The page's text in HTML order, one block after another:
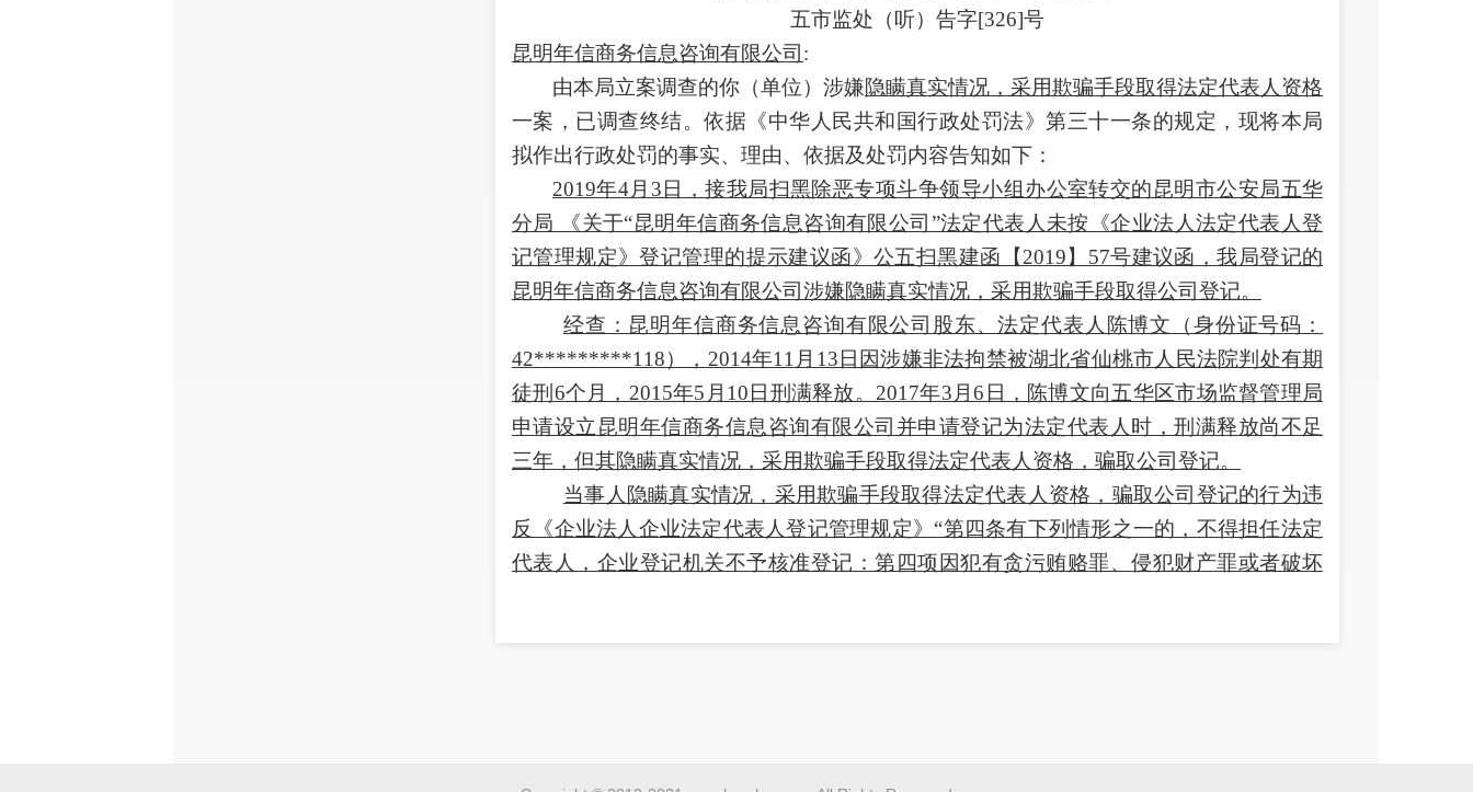
五市监处（听）告字[326]号
昆明年信商务信息咨询有限公司 :
由本局立案调查的你（单位）涉嫌隐瞒真实情况，采用欺骗手段取得法定代表人资格
一案，已调查终结。依据《中华人民共和 国行政处罚法》第三十一条的规定，现将本局
拟作出行政处罚的事实、理由、依据及处罚内容告知如下：
2019年4月3日，接我局扫黑除恶专项斗争领导小组办公室转交的昆明市公安局五华
分局 《关于“昆明年信商务信息咨询有限公司”法定代表人未按《企业法人法定代表人登
记管理规定》登记管理的提示建议函》公五扫黑建函【2019】57号建议函，我局登记的
昆明年信商务信息咨询有限公司涉嫌隐瞒真实情况，采用欺骗手段取得公司登记。
经查：昆明年信商务信息咨询有限公司股东、法定代表人陈博文（身份证号码：
42*********118），2014年11月13日因涉嫌非法拘禁被湖北省仙桃市人民法院判处有期
徒刑6个月，2015年5月10日刑满释放。2017年3月6日，陈博文向五华区市场监督管理局
申请设立昆明年信商务信息咨询有限公司并申请登记为法定代表人时，刑满释放尚不足
三年，但其隐瞒真实情况，采用欺骗手段取得法定代表人资格，骗取公司登记。
当事人隐瞒真实情况，采用欺骗手段取得法定代表人资格，骗取公司登记的行为违
反《企业法人企业法定代表人登记管理规定》“第四条有下列情形之一的，不得担任法定
代表人，企业登记机关不予核准登记：第四项因犯有贪污贿赂罪、侵犯财产罪或者破坏